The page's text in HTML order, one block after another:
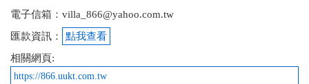
電子信箱：villa_866@yahoo.com.tw
匯款資訊：
點我查看
相關網頁:
https://866.uukt.com.tw